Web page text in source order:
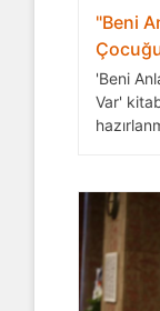
"Beni
'Beni
Var'